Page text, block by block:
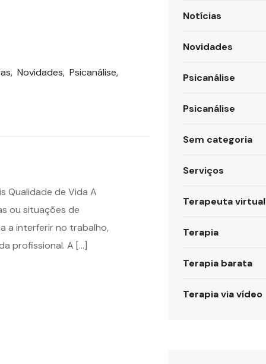
, Novidades, Psicanálise,
Qualidade de Vida A
ou situações de
a interferir no trabalho,
profissional. A […]
Notícias
Novidades
Psicanálise
Psicanálise
Sem categoria
Serviços
Terapeuta virtual
Terapia
Terapia barata
Terapia via vídeo